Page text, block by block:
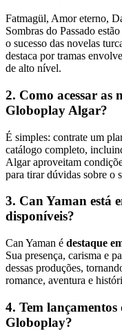
Fatmagül, Amor eterno,
Sombras do Passado
o sucesso das novelas
destaca por tramas
de alto nível.
2. Como acessar as
Globoplay Algar?
É simples: contrate um
catálogo completo,
Algar aproveitam
para tirar dúvidas sobre o
3. Can Yaman está
disponíveis?
Can Yaman é destaque
Sua presença, carisma e
dessas produções,
romance, aventura e
4. Tem
Globoplay?